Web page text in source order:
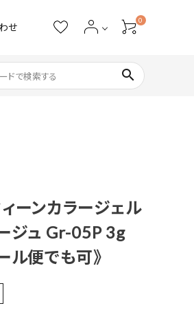
せ
0
search
ーンカラージェル
ジュ Gr-05P 3g
ル便でも可》